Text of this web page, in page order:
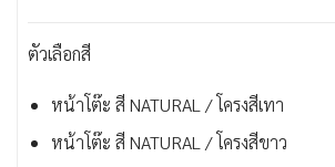
ตัวเลือกสี
หน้าโต๊ะ สี NATURAL / โครงสีเทา
หน้าโต๊ะ สี NATURAL / โครงสีขาว